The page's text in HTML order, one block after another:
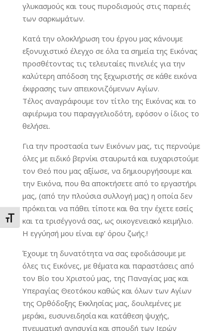
Εναλλαγή Μεγέθους Γραμμάτων
γλυκασμούς και τους πυροδισμούς στις παρειές
των σαρκωμάτων.
Κατά την ολοκλήρωση του έργου μας κάνουμε
εξονυχιστικό έλεγχο σε όλα τα σημεία της Εικόνας
προσθέτοντας τις τελευταίες πινελιές για την
καλύτερη απόδοση της ξεχωριστής σε κάθε εικόνα
έκφρασης των απεικονιζόμενων Αγίων.
Τέλος αναγράφουμε τον τίτλο της Εικόνας και το
αφιέρωμα του παραγγελιοδότη, εφόσον ο ίδιος το
θελήσει.
Για την προστασία των Εικόνων μας, τις περνούμε
όλες με ειδικό βερνίκι σταυρωτά και ευχαριστούμε
τον Θεό που μας αξίωσε, να δημιουργήσουμε και
την Εικόνα, που θα αποκτήσετε από το εργαστήρι
μας, (από την πλούσια συλλογή μας) η οποία δεν
πρόκειται να πάθει τίποτε και θα την έχετε εσείς
και τα τρισέγγονά σας, ως οικογενειακό κειμήλιο.
Η εγγύησή μου είναι εφ’ όρου ζωής.!
Έχουμε τη δυνατότητα να σας εφοδιάσουμε με
όλες τις Εικόνες, με θέματα και παραστάσεις από
τον Βίο του Χριστού μας, της Παναγίας μας και
Υπεραγίας Θεοτόκου καθώς και όλων των Αγίων
της Ορθόδοξης Εκκλησίας μας, δουλεμένες με
μεράκι, ευσυνειδησία και κατάθεση ψυχής,
πνευματική ανησυχία και σπουδή των Ιερών